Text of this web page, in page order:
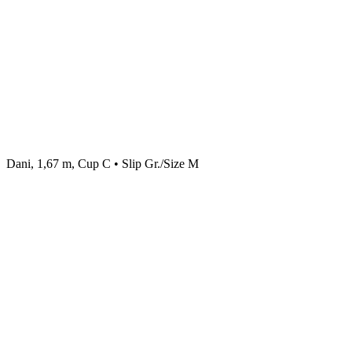
Dani, 1,67 m, Cup C • Slip Gr./Size M